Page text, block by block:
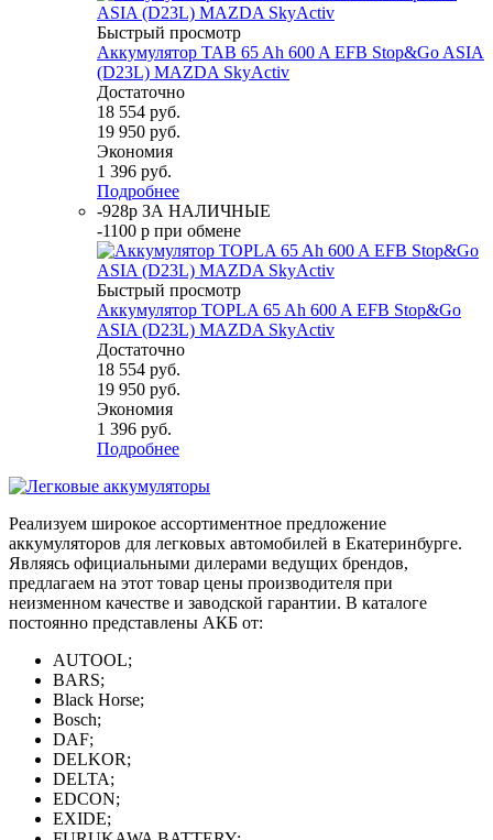
Быстрый просмотр
Аккумулятор TAB 65 Ah 600 A EFB Stop&Go ASIA
(D23L) MAZDA SkyActiv
Достаточно
18 554 руб.
19 950 руб.
Экономия
1 396 руб.
Подробнее
-928р ЗА НАЛИЧНЫЕ
-1100 р при обмене
Быстрый просмотр
Аккумулятор TOPLA 65 Ah 600 A EFB Stop&Go
ASIA (D23L) MAZDA SkyActiv
Достаточно
18 554 руб.
19 950 руб.
Экономия
1 396 руб.
Подробнее
Реализуем широкое ассортиментное предложение
аккумуляторов для легковых автомобилей в Екатеринбурге.
Являясь официальными дилерами ведущих брендов,
предлагаем на этот товар цены производителя при
неизменном качестве и заводской гарантии. В каталоге
постоянно представлены АКБ от:
AUTOOL;
BARS;
Black Horse;
Bosch;
DAF;
DELKOR;
DELTA;
EDCON;
EXIDE;